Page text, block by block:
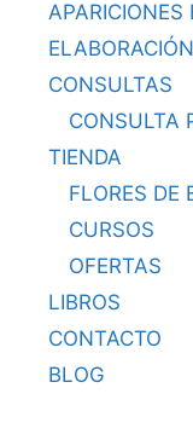
APARICIONES
CONSULTAS
CONSULTA
TIENDA
FLORES DE
CURSOS
OFERTAS
LIBROS
CONTACTO
BLOG